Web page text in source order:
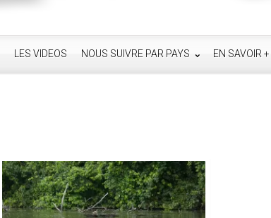
LES VIDEOS NOUS SUIVRE PAR PAYS EN SAVOIR +